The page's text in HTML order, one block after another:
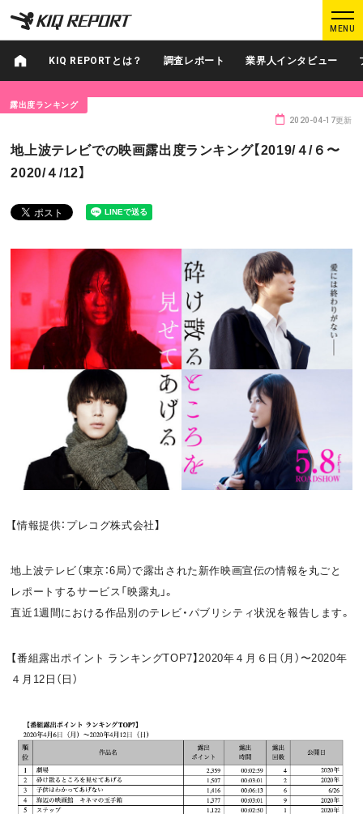
K
I
Q
R
P
R
T
MENU
K
I
Q
R
P
R
T
ログイン 新規登録
調査レポート
プロが見たこの映画 業界知恵袋
Podcast データでヒット予報
KIQ REPORTとは? 運営会社
お問い合わせ 利用規約
プライバシーポリシー 関連リンク
OFFICIAL
T
i
t
e
a
c
o
k
o
d
t
KIQ REPORTとは？ 調査レポート 業界人インタビュー
露出度ランキング
地上波テレビでの映画露出度ランキング【2019/４/６〜
2020/４/12】
2020-04-17更新
【情報提供：プレコグ株式会社】
地上波テレビ（東京：6局）で露出された新作映画宣伝の情報を丸ごと
レポートするサービス「映露丸」。
直近1週間における作品別のテレビ・パブリシティ状況を報告します。
【番組露出ポイント ランキングTOP7】2020年４月６日（月）〜2020年
４月12日（日）